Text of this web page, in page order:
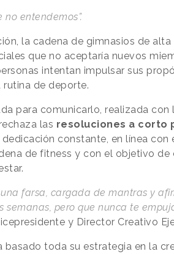
no entendemos”.
la cadena de gimnasios de alta
que no aceptaría nuevos
intentan impulsar sus
rutina de deporte.
para comunicarlo, realizada con
las resoluciones a corto
constante, en línea con
de fitness y con el objetivo de
una farsa, cargada de mantras y
pero que nunca te
y Director Creativo
basado toda su estrategia en la